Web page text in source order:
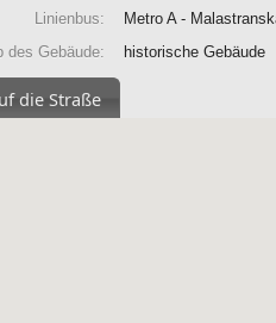
Linienbus:
Metro A -
des Gebäude:
historische Gebäude
die Straße